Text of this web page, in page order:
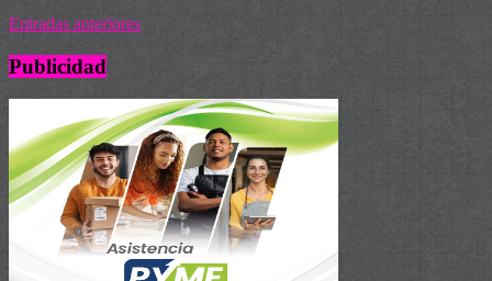
Entradas anteriores
Publicidad